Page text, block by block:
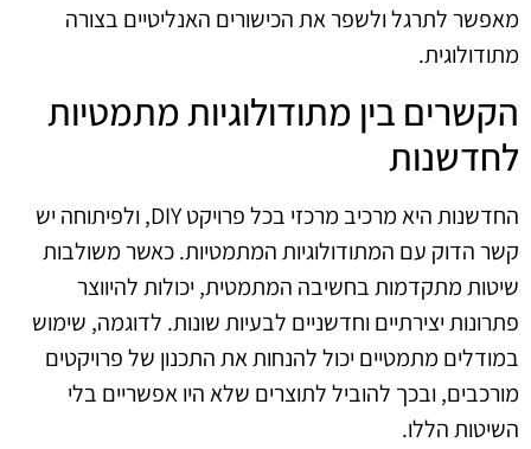
מאפשר לתרגל ולשפר את הכישורים האנליטיים בצורה
מתודולוגית.
הקשרים בין מתודולוגיות מתמטיות
לחדשנות
החדשנות היא מרכיב מרכזי בכל פרויקט DIY, ולפיתוחה יש
קשר הדוק עם המתודולוגיות המתמטיות. כאשר משולבות
שיטות מתקדמות בחשיבה המתמטית, יכולות להיווצר
פתרונות יצירתיים וחדשניים לבעיות שונות. לדוגמה, שימוש
במודלים מתמטיים יכול להנחות את התכנון של פרויקטים
מורכבים, ובכך להוביל לתוצרים שלא היו אפשריים בלי
השיטות הללו.